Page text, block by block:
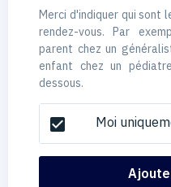
Merci d'indiquer qui sont
rendez-vous. Par
parent chez un
enfant chez un
dessous.
check_box Moi